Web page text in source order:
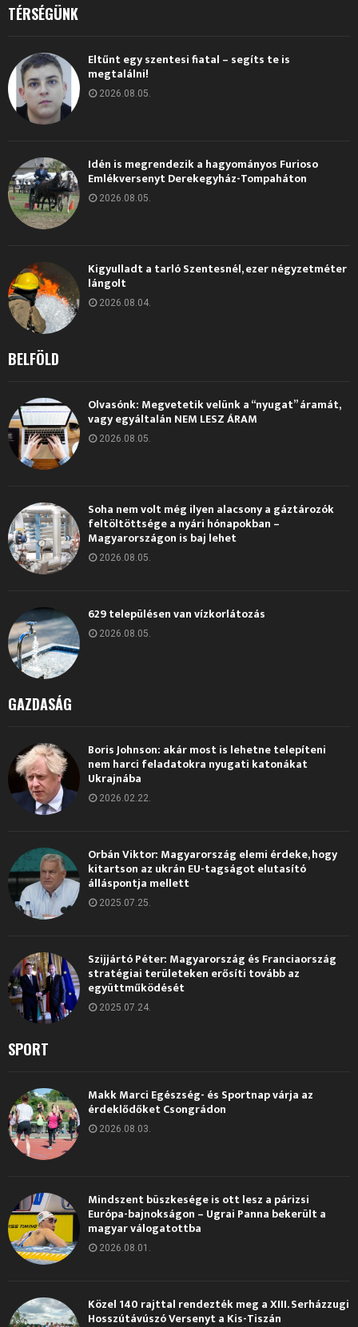
TÉRSÉGÜNK
Eltűnt egy szentesi fiatal – segíts te is
megtalálni!
2026.08.05.
Idén is megrendezik a hagyományos Furioso
Emlékversenyt Derekegyház-Tompaháton
2026.08.05.
Kigyulladt a tarló Szentesnél, ezer négyzetméter
lángolt
2026.08.04.
BELFÖLD
Olvasónk: Megvetetik velünk a “nyugat” áramát,
vagy egyáltalán NEM LESZ ÁRAM
2026.08.05.
Soha nem volt még ilyen alacsony a gáztározók
feltöltöttsége a nyári hónapokban –
Magyarországon is baj lehet
2026.08.05.
629 településen van vízkorlátozás
2026.08.05.
GAZDASÁG
Boris Johnson: akár most is lehetne telepíteni
nem harci feladatokra nyugati katonákat
Ukrajnába
2026.02.22.
Orbán Viktor: Magyarország elemi érdeke, hogy
kitartson az ukrán EU-tagságot elutasító
álláspontja mellett
2025.07.25.
Szijjártó Péter: Magyarország és Franciaország
stratégiai területeken erősíti tovább az
együttműködését
2025.07.24.
SPORT
Makk Marci Egészség- és Sportnap várja az
érdeklődőket Csongrádon
2026.08.03.
Mindszent büszkesége is ott lesz a párizsi
Európa-bajnokságon – Ugrai Panna bekerült a
magyar válogatottba
2026.08.01.
Közel 140 rajttal rendezték meg a XIII. Serházzugi
Hosszútávúszó Versenyt a Kis-Tiszán